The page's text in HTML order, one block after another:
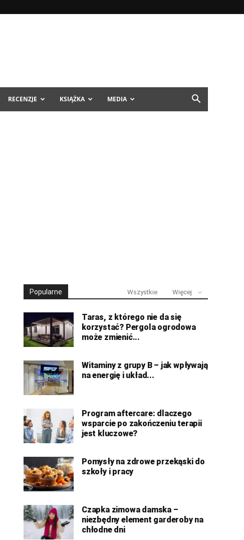
RECENZJE KSIĄŻKA MEDIA
Popularne Wszystkie Więcej
Taras, z którego nie da się
korzystać? Pergola ogrodowa
może zmienić...
Witaminy z grupy B – jak wpływają
na energię i układ...
Program aftercare: dlaczego
wsparcie po zakończeniu terapii
jest kluczowe?
Pomysły na zdrowe przekąski do
szkoły i pracy
Czapka zimowa damska –
niezbędny element garderoby na
chłodne dni